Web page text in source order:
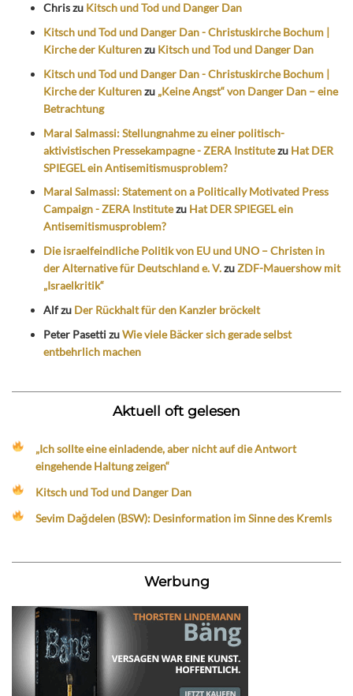
Chriszu Kitsch und Tod und Danger Dan
Kitsch und Tod und Danger Dan - Christuskirche Bochum |
Kirche der Kulturenzu Kitsch und Tod und Danger Dan
Kitsch und Tod und Danger Dan - Christuskirche Bochum |
Kirche der Kulturenzu „Keine Angst“ von Danger Dan – eine
Betrachtung
Maral Salmassi: Stellungnahme zu einer politisch-
aktivistischen Pressekampagne - ZERA Institutezu Hat DER
SPIEGEL ein Antisemitismusproblem?
Maral Salmassi: Statement on a Politically Motivated Press
Campaign - ZERA Institutezu Hat DER SPIEGEL ein
Antisemitismusproblem?
Die israelfeindliche Politik von EU und UNO – Christen in
der Alternative für Deutschland e. V.zuZDF-Mauershow mit
„Israelkritik“
Alfzu Der Rückhalt für den Kanzler bröckelt
Peter PasettizuWie viele Bäcker sich gerade selbst
entbehrlich machen
Aktuell oft gelesen
„Ich sollte eine einladende, aber nicht auf die Antwort
eingehende Haltung zeigen“
Kitsch und Tod und Danger Dan
Sevim Dağdelen (BSW): Desinformation im Sinne des Kremls
Werbung